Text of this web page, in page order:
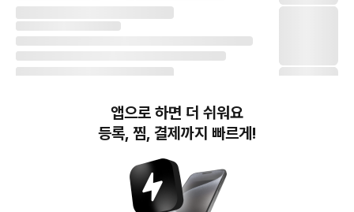
번개장터(주) 사업자정보, 이용약관 및 기타 법적고지
앱으로 하면 더 쉬워요
등록, 찜, 결제까지 빠르게!